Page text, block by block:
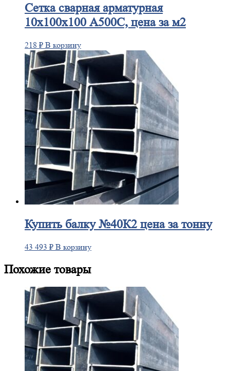
Сеткасварная арматурная
10х100х100 А500С, цена за м2
218 ₽ В корзину
Купитьбалку №40К2 цена за тонну
43 493 ₽ В корзину
Похожие товары